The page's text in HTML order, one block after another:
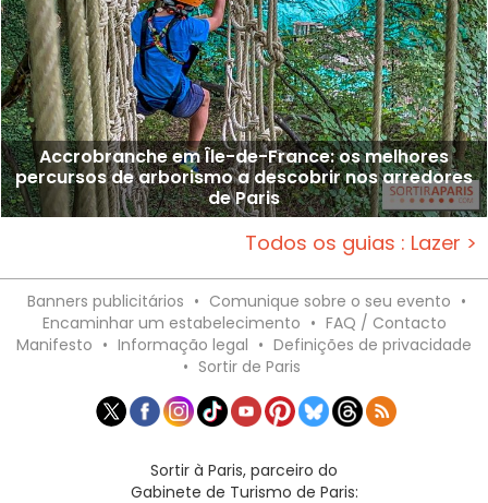
Accrobranche em Île-de-France: os melhores
percursos de arborismo a descobrir nos arredores
de Paris
Todos os guias : Lazer >
Banners publicitários • Comunique sobre o seu evento •
Encaminhar um estabelecimento • FAQ / Contacto
Manifesto • Informação legal • Definições de privacidade
• Sortir de Paris
Sortir à Paris, parceiro do
Gabinete de Turismo de Paris: